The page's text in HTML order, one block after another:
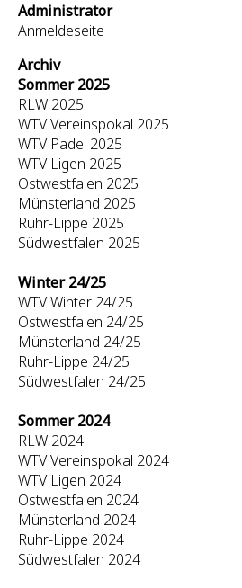
Administrator
Anmeldeseite
Archiv
Sommer 2025
RLW 2025
WTV Vereinspokal 2025
WTV Padel 2025
WTV Ligen 2025
Ostwestfalen 2025
Münsterland 2025
Ruhr-Lippe 2025
Südwestfalen 2025
Winter 24/25
WTV Winter 24/25
Ostwestfalen 24/25
Münsterland 24/25
Ruhr-Lippe 24/25
Südwestfalen 24/25
Sommer 2024
RLW 2024
WTV Vereinspokal 2024
WTV Ligen 2024
Ostwestfalen 2024
Münsterland 2024
Ruhr-Lippe 2024
Südwestfalen 2024